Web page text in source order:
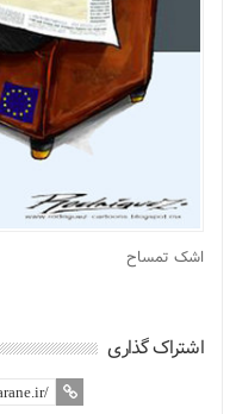
اشک تمساح
اشتراک گذاری